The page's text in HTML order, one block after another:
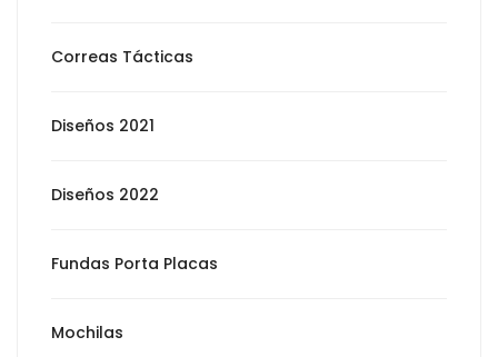
Correas Tácticas
Diseños 2021
Diseños 2022
Fundas Porta Placas
Mochilas